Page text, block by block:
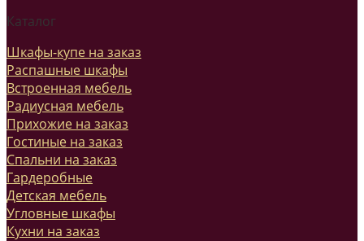
Каталог
Шкафы-купе на заказ
Распашные шкафы
Встроенная мебель
Радиусная мебель
Прихожие на заказ
Гостиные на заказ
Спальни на заказ
Гардеробные
Детская мебель
Угловные шкафы
Кухни на заказ